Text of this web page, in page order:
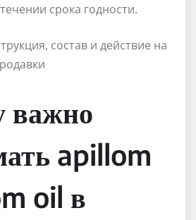
срока годности.
важно
apillom
oil в